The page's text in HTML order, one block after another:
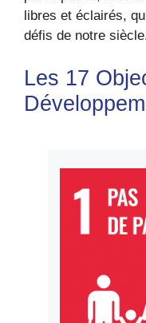
libres et éclairés,
défis de notre
Les 17